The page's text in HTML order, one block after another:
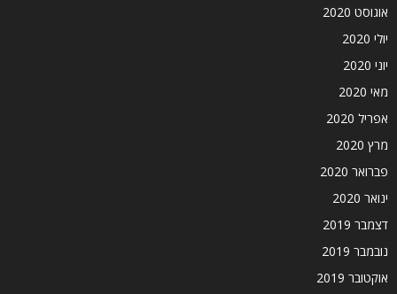
אוגוסט 2020
יולי 2020
יוני 2020
מאי 2020
אפריל 2020
מרץ 2020
פברואר 2020
ינואר 2020
דצמבר 2019
נובמבר 2019
אוקטובר 2019